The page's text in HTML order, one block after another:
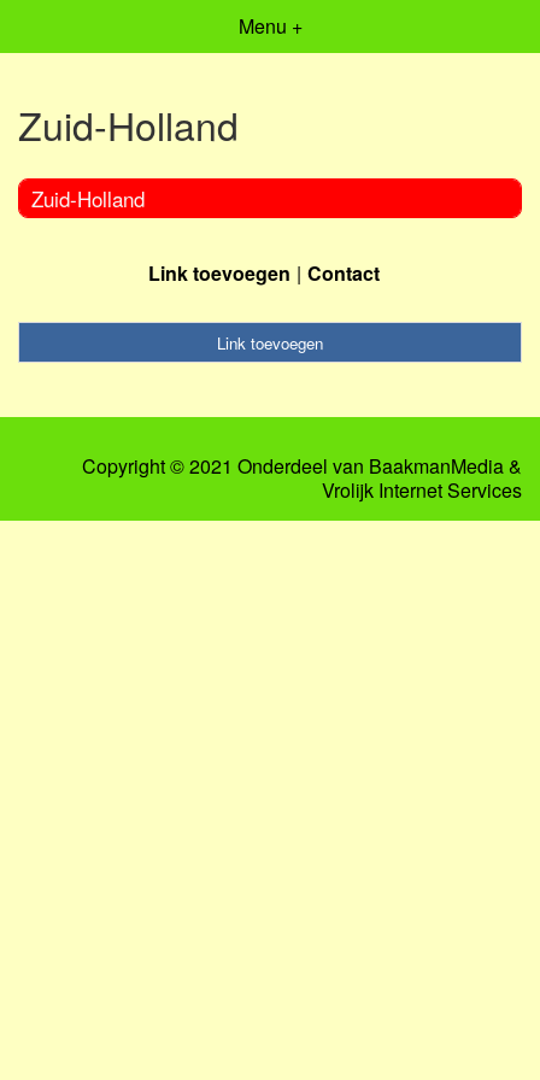
Menu +
Zuid-Holland
Zuid-Holland
Link toevoegen Contact
Link toevoegen
Copyright © 2021 Onderdeel van BaakmanMedia&
Vrolijk Internet Services